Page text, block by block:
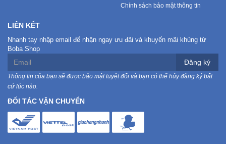
Chính sách bảo mật thông tin
LIÊN KẾT
Nhanh tay nhập email để nhận ngay ưu đãi và khuyến mãi khủng từ
Boba Shop
Đăng ký
Thông tin của bạn sẽ được bảo mật tuyệt đối và bạn có thể hủy đăng ký bất
cứ lúc nào.
ĐỐI TÁC VẬN CHUYỂN